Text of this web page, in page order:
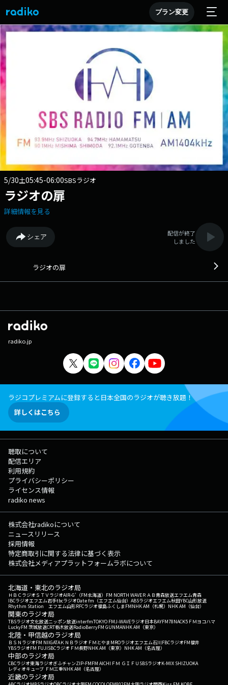
プラン変更
5/30土05:45-06:00SBSラジオ
ラジオの扉
詳細情報を見る
シェア
配信が終了
しました
ラジオの扉
radiko.jp
ラジコプレミアムに登録すると日本全国のラジオが聴き放題！
詳しくはこちら
聴取について
配信エリア
利用規約
プライバシーポリシー
ライセンス情報
radiko news
株式会社radikoについて
ニュースリリース
採用情報
特定商取引に関する法律に基づく表示
株式会社メディアプラットフォームラボについて
北海道・東北のラジオ局
ＨＢＣラジオＳＴＶラジオAIR-G'（FM北海道） FM NORTH WAVEＲＡＢ青森放送エフエム青森
IBCラジオエフエム岩手tbcラジオDate fm（エフエム仙台） ABSラジオエフエム秋田YBC山形放送
Rhythm Station エフエム山形RFCラジオ福島ふくしまFMNHK AM（札幌） NHK AM（仙台）
関東のラジオ局
TBSラジオ文化放送ニッポン放送interfmTOKYO FMJ-WAVEラジオ日本BAYFM78NACK5 ＦＭヨコハマ
LuckyFM 茨城放送CRT栃木放送RadioBerryFM GUNMANHK AM（東京）
北陸・甲信越のラジオ局
ＢＳＮラジオFM NIIGATAＫＮＢラジオ ＦＭとやまMROラジオエフエム石川FBCラジオFM福井
YBSラジオFM FUJISBCラジオ ＦＭ長野NHK AM（東京） NHK AM（名古屋）
中部のラジオ局
CBCラジオ東海ラジオぎふチャンZIP-FMFM AICHI ＦＭ ＧＩＦＵ SBSラジオK-MIX SHIZUOKA
レディオキューブ ＦＭ三重NHK AM（名古屋）
近畿のラジオ局